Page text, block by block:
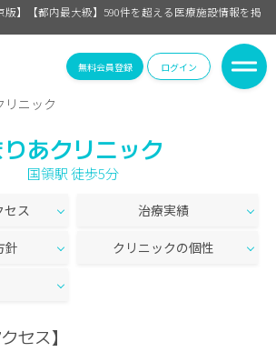
版】【都内最大級】590件を超える医療施設情報を掲
無料会員登録 ログイン
リニック
あクリニック
国領駅 徒歩5分
セス 治療実績
針 クリニックの個性
セス】